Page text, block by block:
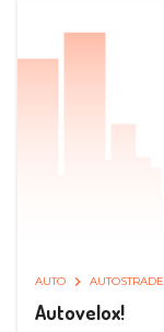
AUTO AUTOSTRADE
Autovelox!